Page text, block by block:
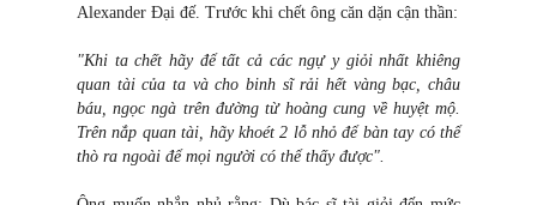
Alexander Đại đế. Trước khi chết ông căn dặn cận thần:
"Khi ta chết hãy để tất cả các ngự y giỏi nhất khiêng
quan tài của ta và cho binh sĩ rải hết vàng bạc, châu
báu, ngọc ngà trên đường từ hoàng cung về huyệt mộ.
Trên nắp quan tài, hãy khoét 2 lỗ nhỏ để bàn tay có thể
thò ra ngoài để mọi người có thể thấy được".